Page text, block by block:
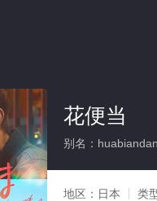
花便当
别名：
地区： 日本 类